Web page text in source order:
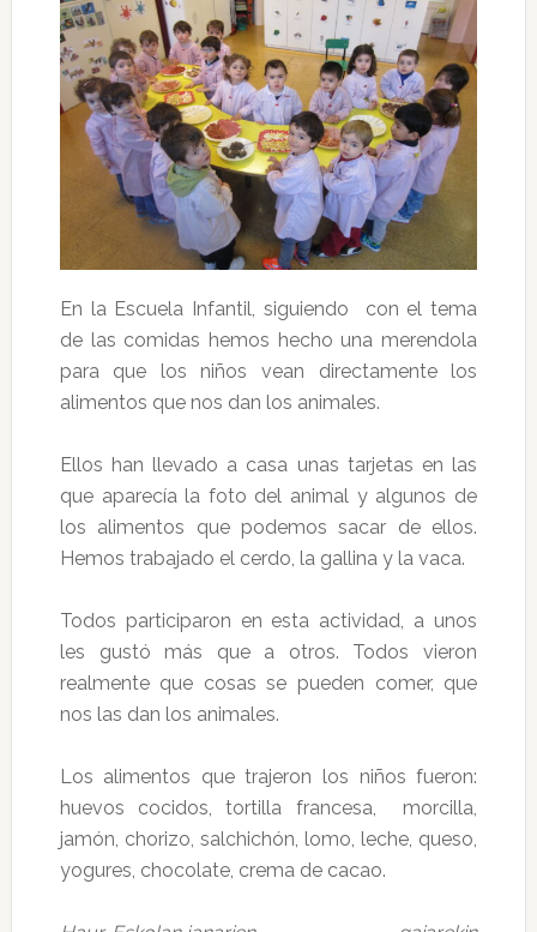
En la Escuela Infantil, siguiendo con el tema
de las comidas hemos hecho una merendola
para que los niños vean directamente los
alimentos que nos dan los animales.
Ellos han llevado a casa unas tarjetas en las
que aparecía la foto del animal y algunos de
los alimentos que podemos sacar de ellos.
Hemos trabajado el cerdo, la gallina y la vaca.
Todos participaron en esta actividad, a unos
les gustó más que a otros. Todos vieron
realmente que cosas se pueden comer, que
nos las dan los animales.
Los alimentos que trajeron los niños fueron:
huevos cocidos, tortilla francesa, morcilla,
jamón, chorizo, salchichón, lomo, leche, queso,
yogures, chocolate, crema de cacao.